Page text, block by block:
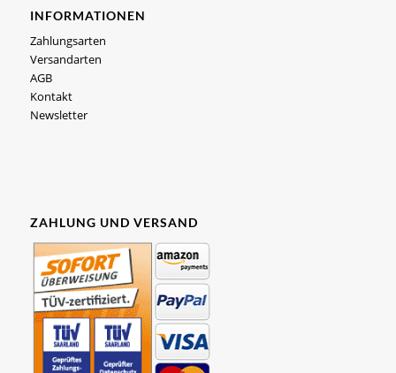
INFORMATIONEN
Zahlungsarten
Versandarten
AGB
Kontakt
Newsletter
ZAHLUNG UND VERSAND